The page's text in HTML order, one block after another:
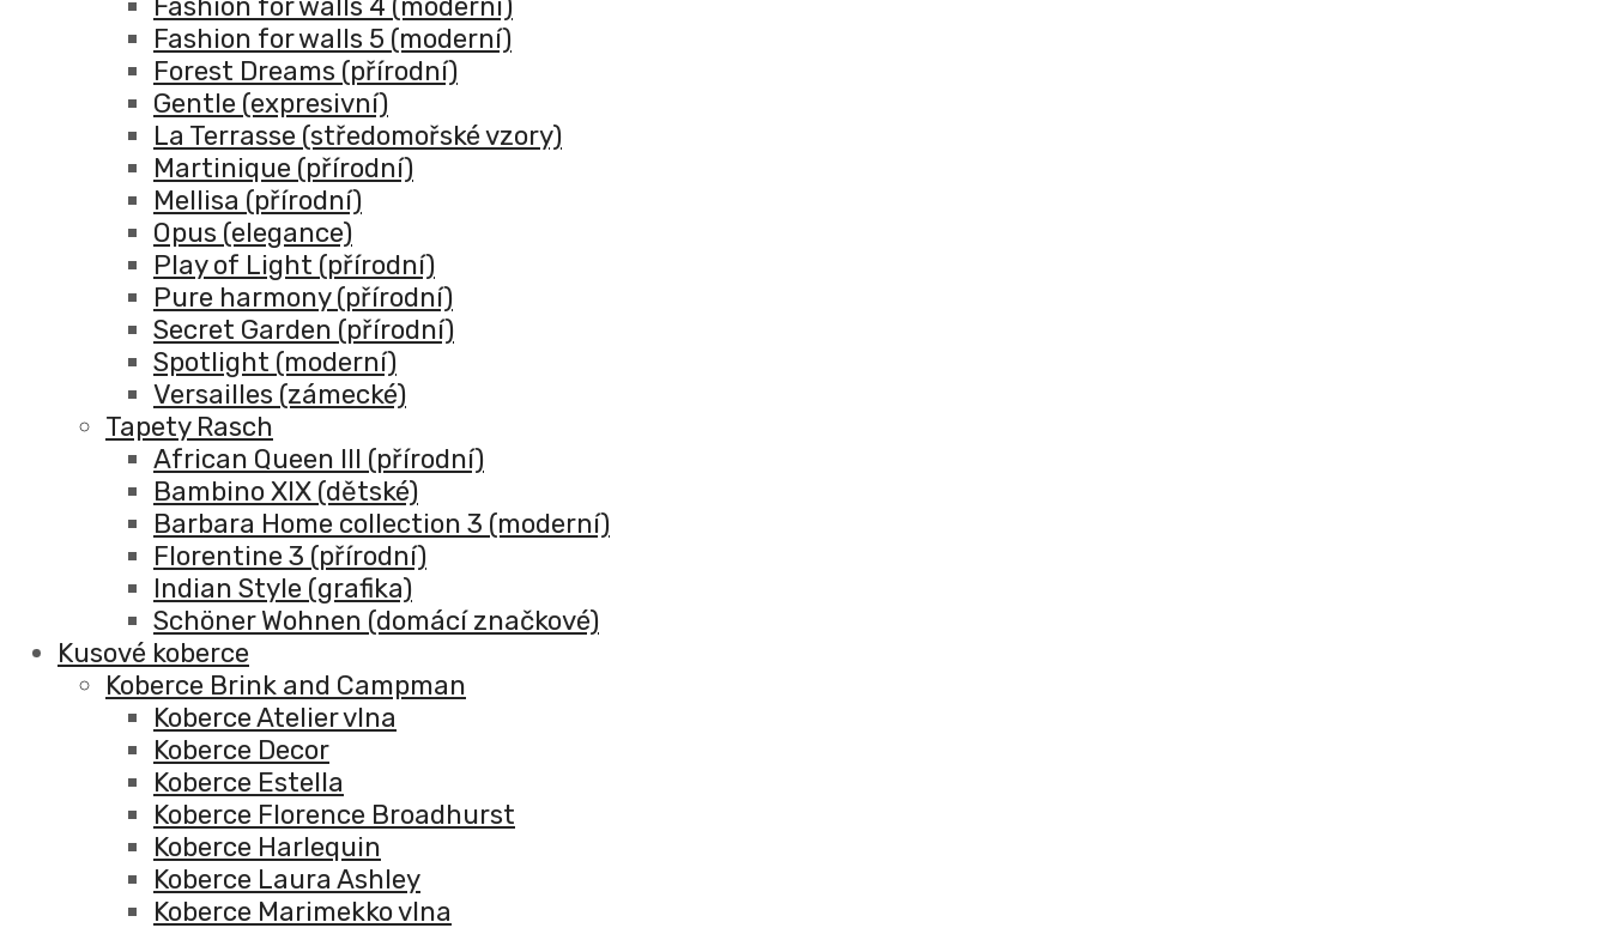
Fashion for walls 4 (moderní)
Fashion for walls 5 (moderní)
Forest Dreams (přírodní)
Gentle (expresivní)
La Terrasse (středomořské vzory)
Martinique (přírodní)
Mellisa (přírodní)
Opus (elegance)
Play of Light (přírodní)
Pure harmony (přírodní)
Secret Garden (přírodní)
Spotlight (moderní)
Versailles (zámecké)
Tapety Rasch
African Queen III (přírodní)
Bambino XIX (dětské)
Barbara Home collection 3 (moderní)
Florentine 3 (přírodní)
Indian Style (grafika)
Schöner Wohnen (domácí značkové)
Kusové koberce
Koberce Brink and Campman
Koberce Atelier vlna
Koberce Decor
Koberce Estella
Koberce Florence Broadhurst
Koberce Harlequin
Koberce Laura Ashley
Koberce Marimekko vlna